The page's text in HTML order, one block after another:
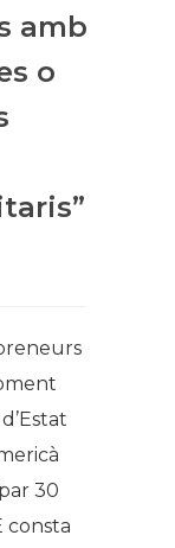
amb
o
30
consta